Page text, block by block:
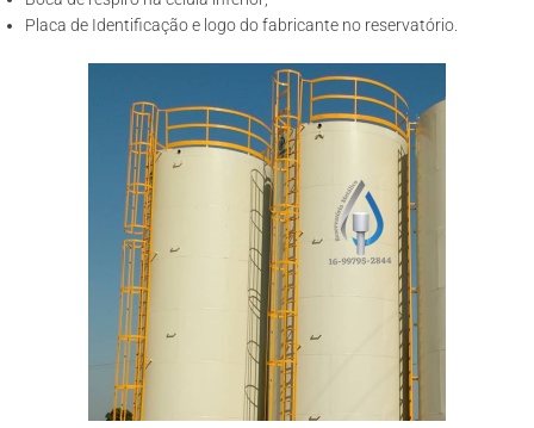
Placa de Identificação e logo do fabricante no reservatório.